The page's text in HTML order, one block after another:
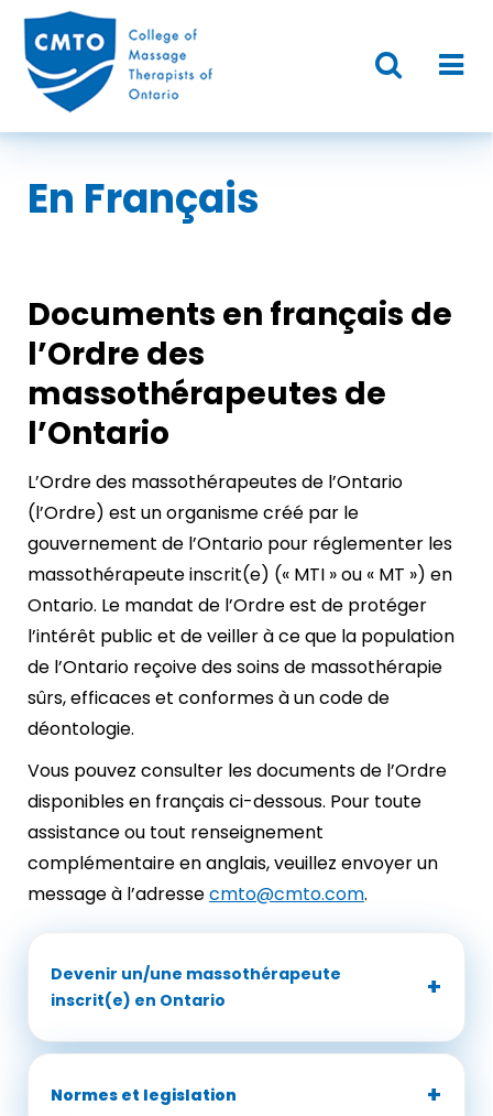
En Français
Documents en français de
l’Ordre des
massothérapeutes de
l’Ontario
L’Ordre des massothérapeutes de l’Ontario
(l’Ordre) est un organisme créé par le
gouvernement de l’Ontario pour réglementer les
massothérapeute inscrit(e) (« MTI » ou « MT ») en
Ontario. Le mandat de l’Ordre est de protéger
l’intérêt public et de veiller à ce que la population
de l’Ontario reçoive des soins de massothérapie
sûrs, efficaces et conformes à un code de
déontologie.
Vous pouvez consulter les documents de l’Ordre
disponibles en français ci-dessous. Pour toute
assistance ou tout renseignement
complémentaire en anglais, veuillez envoyer un
message à l’adressecmto@cmto.com.
Devenir un/une massothérapeute
inscrit(e) en Ontario
Normes et legislation